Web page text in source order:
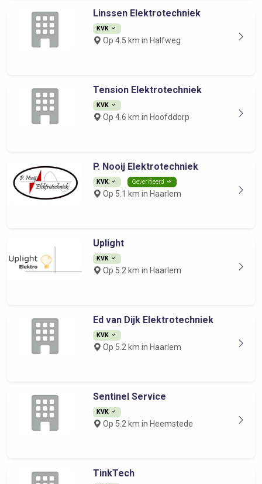
Linssen Elektrotechniek
KVK
Op 4.5 km in Halfweg
Tension Elektrotechniek
KVK
Op 4.6 km in Hoofddorp
P. Nooij Elektrotechniek
KVK Geverifieerd
Op 5.1 km in Haarlem
Uplight
KVK
Op 5.2 km in Haarlem
Ed van Dijk Elektrotechniek
KVK
Op 5.2 km in Haarlem
Sentinel Service
KVK
Op 5.2 km in Heemstede
TinkTech